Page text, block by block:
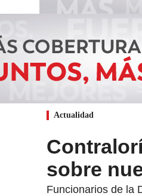
Actualidad
sobre
Funcionarios de la